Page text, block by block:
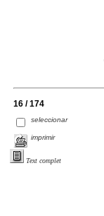
16 / 174
seleccionar
imprimir
Text complet